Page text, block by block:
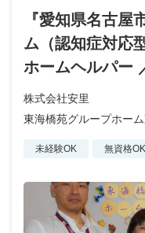
『愛知県名古屋
ム（認知症対応
ホームヘルパー
株式会社安里
東海橋苑グループホー
未経験OK 無資格OK